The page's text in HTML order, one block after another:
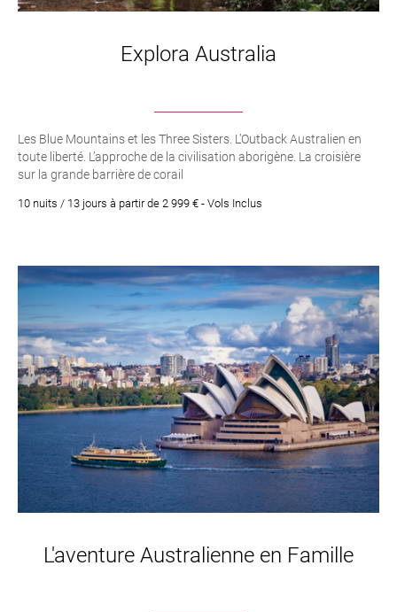
Explora Australia
Les Blue Mountains et les Three Sisters. L’Outback Australien en
toute liberté. L’approche de la civilisation aborigène. La croisière
sur la grande barrière de corail
10 nuits / 13 jours à partir de 2 999 € - Vols Inclus
L'aventure Australienne en Famille